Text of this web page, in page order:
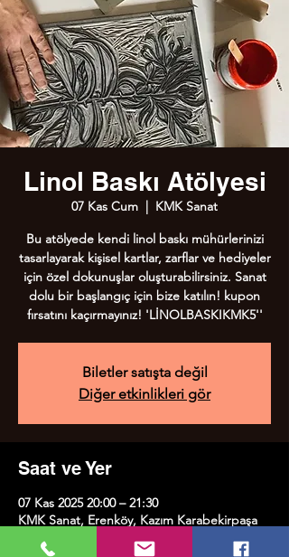
Linol Baskı Atölyesi
07 Kas Cum
  |
KMK Sanat
Bu atölyede kendi linol baskı mühürlerinizi
tasarlayarak kişisel kartlar, zarflar ve hediyeler
için özel dokunuşlar oluşturabilirsiniz. Sanat
dolu bir başlangıç için bize katılın! kupon
fırsatını kaçırmayınız! 'LİNOLBASKIKMK5''
Biletler satışta değil
Diğer etkinlikleri gör
Saat ve Yer
07 Kas 2025 20:00 – 21:30
KMK Sanat, Erenköy, Kazım Karabekirpaşa
Sok. No:8, 34738 Kadıköy/İstanbul, Türkiye